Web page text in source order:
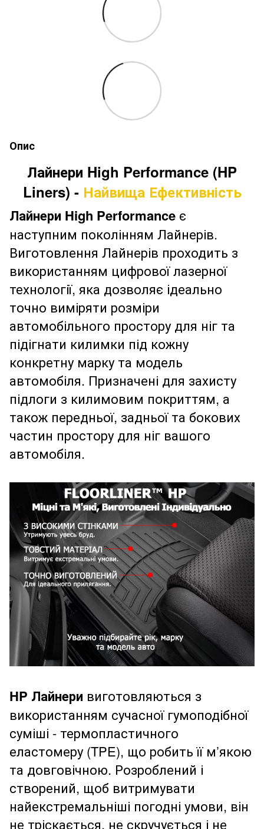
Опис
Лайнери High Performance (HP
Liners) - Найвища Ефективність
Лайнери High Performance є
наступним поколінням Лайнерів.
Виготовлення Лайнерів проходить з
використанням цифрової лазерної
технології, яка дозволяє ідеально
точно виміряти розміри
автомобільного простору для ніг та
підігнати килимки під кожну
конкретну марку та модель
автомобіля. Призначені для захисту
підлоги з килимовим покриттям, а
також передньої, задньої та бокових
частин простору для ніг вашого
автомобіля.
HP Лайнери виготовляються з
використанням сучасної гумоподібної
суміші - термопластичного
еластомеру (TPE), що робить її м’якою
та довговічною. Розроблений і
створений, щоб витримувати
найекстремальніші погодні умови, він
не тріскається, не скручується і не